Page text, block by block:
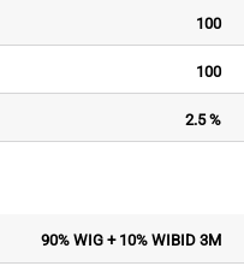
100
100
2.5 %
90% WIG + 10% WIBID 3M